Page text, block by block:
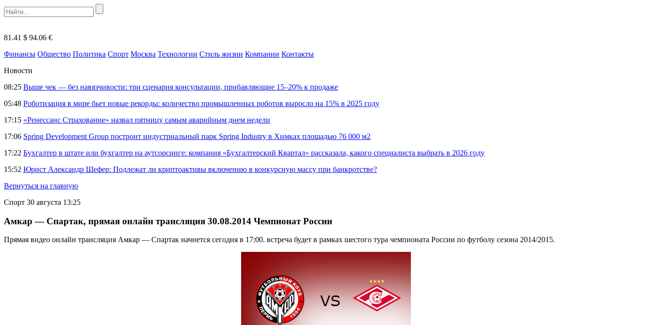
81.41 $ 94.06 €
Финансы Общество Политика Спорт Москва Технологии Стиль жизни Компании Контакты
Новости
08:25 Выше чек — без навязчивости: три сценария консультации, прибавляющие 15–20% к продаже
05:48 Роботизация в мире бьет новые рекорды: количество промышленных роботов выросло на 15% в 2025 году
17:15 «Ренессанс Страхование» назвал пятницу самым аварийным днем недели
17:06 Spring Development Group построит индустриальный парк Spring Industry в Химках площадью 76 000 м2
17:22 Бухгалтер в штате или бухгалтер на аутсорсинге: компания «Бухгалтерский Квартал» рассказала, какого специалиста выбрать в 2026 году
15:52 Юрист Александр Шефер: Подлежат ли криптоактивы включению в конкурсную массу при банкротстве?
Вернуться на главную
Спорт 30 августа 13:25
Амкар — Спартак, прямая онлайн трансляция 30.08.2014 Чемпионат России
Прямая видео онлайн трансляция Амкар — Спартак начнется сегодня в 17:00. встреча будет в рамках шестого тура чемпионата России по футболу сезона 2014/2015.